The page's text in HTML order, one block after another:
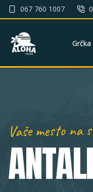
067 760 1007
Grčka
Vaše mesto na